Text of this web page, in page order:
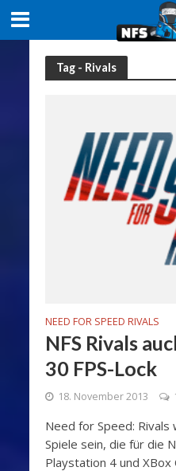
Tag - Rivals
NEED FOR SPEED RIVALS
NFS Rivals
30 FPS-Lock
18. November 2013
Need for Speed:
Spiele sein, die für die
Playstation 4 und